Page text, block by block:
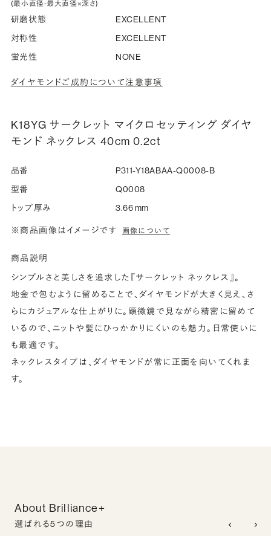
(最小直径-最大直径×深さ)
研磨状態
EXCELLENT
対称性
EXCELLENT
蛍光性
NONE
ダイヤモンドご成約について注意事項
K18YG サークレット マイクロセッティング ダイヤ
モンド ネックレス 40cm 0.2ct
品番
P311-Y18ABAA-Q0008-B
型番
Q0008
トップ厚み
3.66 mm
※商品画像はイメージです 画像について
商品説明
シンプルさと美しさを追求した『サークレット ネックレス』。
地金で包むように留めることで、ダイヤモンドが大きく見え、さ
らにカジュアルな仕上がりに。顕微鏡で見ながら精密に留めて
いるので、ニットや髪にひっかかりにくいのも魅力。日常使いに
も最適です。
ネックレスタイプは、ダイヤモンドが常に正面を向いてくれま
す。
About Brilliance+
選ばれる5つの理由